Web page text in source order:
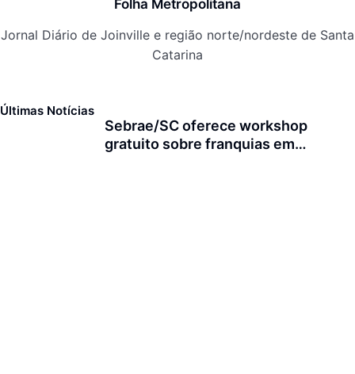
Folha Metropolitana
Jornal Diário de Joinville e região norte/nordeste de Santa
Catarina
Últimas Notícias
Sebrae/SC oferece workshop
gratuito sobre franquias em